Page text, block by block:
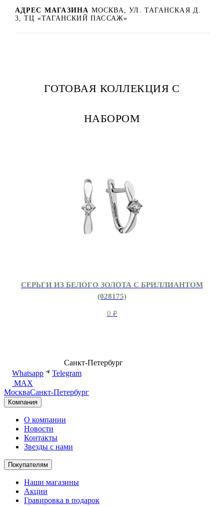
АДРЕС МАГАЗИНА МОСКВА, УЛ. ТАГАНСКАЯ Д.
3, ТЦ «ТАГАНСКИЙ ПАССАЖ»
ГОТОВАЯ КОЛЛЕКЦИЯ С
НАБОРОМ
СЕРЬГИ ИЗ БЕЛОГО ЗОЛОТА С БРИЛЛИАНТОМ
(028175)
0 ₽
Санкт-Петербург
Whatsapp
Telegram
MAX
МоскваСанкт-Петербург
Компания
О компании
Новости
Контакты
Звезды с нами
Покупателям
Наши магазины
Акции
Гравировка в подарок